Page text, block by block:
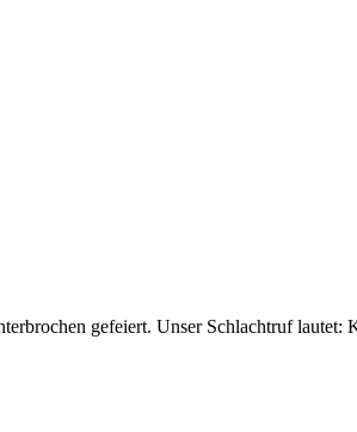
gefeiert. Unser Schlachtruf